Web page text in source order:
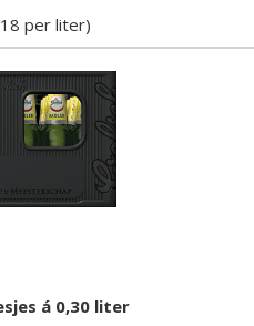
per liter)
á 0,30 liter